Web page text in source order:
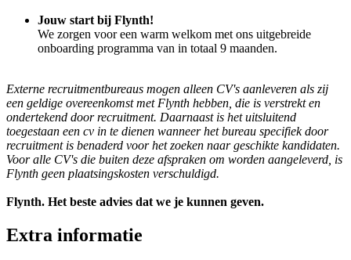
Jouw start bij Flynth!
We zorgen voor een warm welkom met ons uitgebreide
onboarding programma van in totaal 9 maanden.
Externe recruitmentbureaus mogen alleen CV's aanleveren als zij
een geldige overeenkomst met Flynth hebben, die is verstrekt en
ondertekend door recruitment. Daarnaast is het uitsluitend
toegestaan een cv in te dienen wanneer het bureau specifiek door
recruitment is benaderd voor het zoeken naar geschikte kandidaten.
Voor alle CV's die buiten deze afspraken om worden aangeleverd, is
Flynth geen plaatsingskosten verschuldigd.
Flynth. Het beste advies dat we je kunnen geven.
Extra informatie